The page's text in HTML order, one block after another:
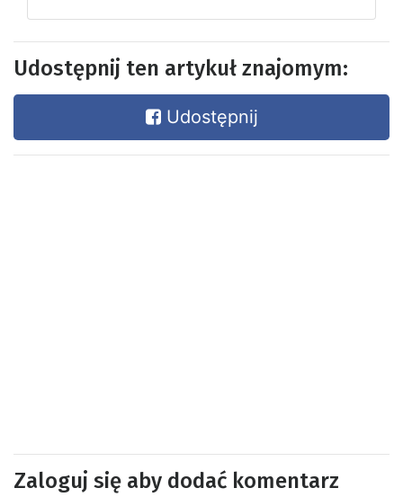
Udostępnij ten artykuł znajomym:
Udostępnij
Zaloguj się aby dodać komentarz